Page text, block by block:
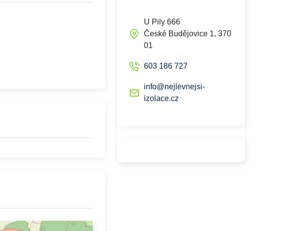
U Pily 666
České Budějovice 1, 370
01
603 186 727
info@nejlevnejsi-
izolace.cz